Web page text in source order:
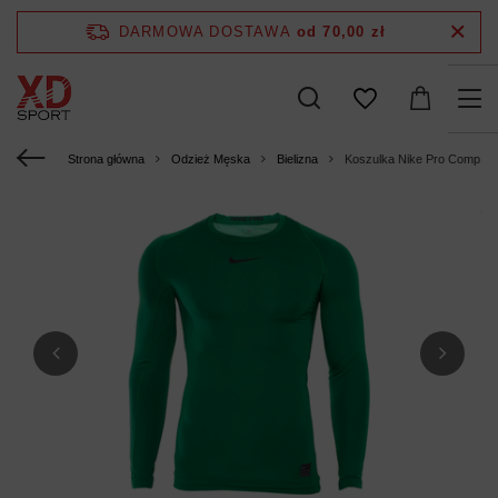
DARMOWA DOSTAWA od 70,00 zł
Strona główna Odzież Męska Bielizna Koszulka Nike Pro Comp